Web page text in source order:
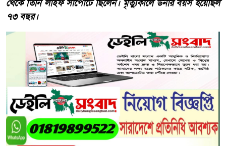
থেকে তিনি লাইফ সাপোর্টে ছিলেন। মৃত্যুকালে উনার বয়স হয়েছিল
৭৩ বছর।